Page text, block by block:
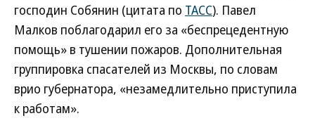
господин Собянин (цитата по ТАСС). Павел
Малков поблагодарил его за «беспрецедентную
помощь» в тушении пожаров. Дополнительная
группировка спасателей из Москвы, по словам
врио губернатора, «незамедлительно приступила
к работам».